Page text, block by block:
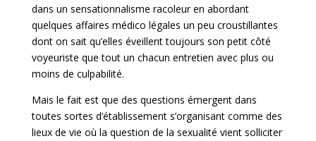
dans un sensationnalisme racoleur en abordant
quelques affaires médico légales un peu croustillantes
dont on sait qu’elles éveillent toujours son petit côté
voyeuriste que tout un chacun entretien avec plus ou
moins de culpabilité.
Mais le fait est que des questions émergent dans
toutes sortes d’établissement s’organisant comme des
lieux de vie où la question de la sexualité vient solliciter